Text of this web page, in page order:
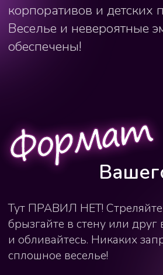
День рождения, корпоратив, девичник
ЭМОЦИЙ , океан веселья и невероятные
фотографии! Не упустите шанс создать
незабываемые моментывместе!